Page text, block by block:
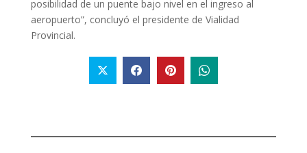
posibilidad de un puente bajo nivel en el ingreso al
aeropuerto”, concluyó el presidente de Vialidad
Provincial.